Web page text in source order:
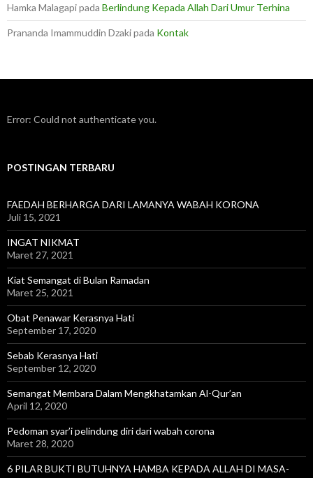
Hamka Malagapipada Berlindung Kepada Allah Dari Umur Terhina
Prananda Imammuddin Dzakipada Kontak
Error: Could not authenticate you.
POSTINGAN TERBARU
FAEDAH BERHARGA DARI LAMANYA WABAH KORONA
Juli 15, 2021
INGAT NIKMAT
Maret 27, 2021
Kiat Semangat di Bulan Ramadan
Maret 25, 2021
Obat Penawar Kerasnya Hati
September 17, 2020
Sebab Kerasnya Hati
September 12, 2020
Semangat Membara Dalam Mengkhatamkan Al-Qur’an
April 12, 2020
Pedoman syar’i pelindung diri dari wabah corona
Maret 28, 2020
6 PILAR BUKTI BUTUHNYA HAMBA KEPADA ALLAH DI MASA-